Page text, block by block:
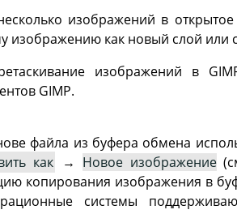
изображений в
изображению как новый слой или
изображений в
GIMP.
файла из буфера обмена
как → Новое изображение
копирования изображения в
системы